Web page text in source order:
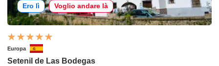
Ero lì Voglio andare là
Europa
Setenil de Las Bodegas